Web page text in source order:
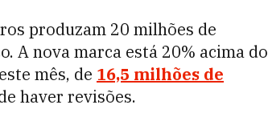
produzam 20 milhões de
A nova marca está 20% acima do
mês, de 16,5 milhões de
haver revisões.